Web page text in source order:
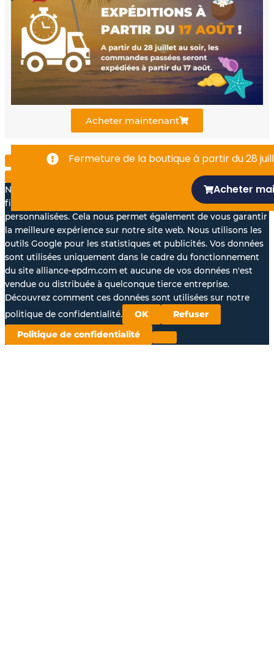
b
o
o
k
-
u
b
e
e
d
i
n
Acheter maintenant
Fermeture de la boutique à partir du 28
Acheter
Nous aimerions avec votre accord, utiliser vos données à des
fins statistiques et pour vous proposer des annonces
personnalisées. Cela nous permet également de vous garantir
la meilleure expérience sur notre site web. Nous utilisons les
outils Google pour les statistiques et publicités. Vos données
sont utilisées uniquement dans le cadre du fonctionnement
du site alliance-epdm.com et aucune de vos données n'est
vendue ou distribuée à quelconque tierce entreprise.
Découvrez comment ces données sont utilisées sur notre
politique de confidentialité.
OK Refuser
Politique de confidentialité